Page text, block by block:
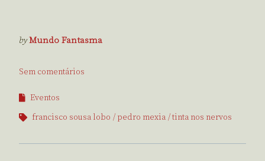
byMundo Fantasma
Sem comentários
Eventos
francisco sousa lobo
pedro mexia tinta nos nervos